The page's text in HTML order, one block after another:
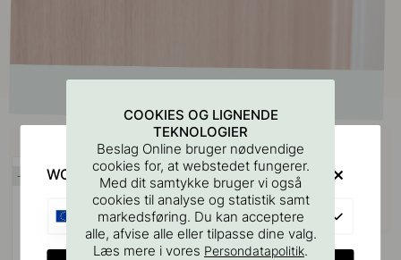
Køb sammen med
COOKIES OG LIGNENDE
TEKNOLOGIER
Beslag Online bruger nødvendige
cookies for, at webstedet fungerer.
Med dit samtykke bruger vi også
cookies til analyse og statistik samt
markedsføring. Du kan acceptere
alle, afvise alle eller tilpasse dine valg.
Læs mere i vores Persondatapolitik.
WOULD YOU RATHER VISIT?
EU